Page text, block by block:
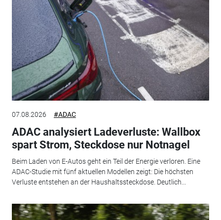
07.08.2026 #ADAC
ADAC analysiert Ladeverluste: Wallbox
spart Strom, Steckdose nur Notnagel
Beim Laden von E-Autos geht ein Teil der Energie verloren. Eine
ADAC-Studie mit fünf aktuellen Modellen zeigt: Die höchsten
Verluste entstehen an der Haushaltssteckdose. Deutlich...